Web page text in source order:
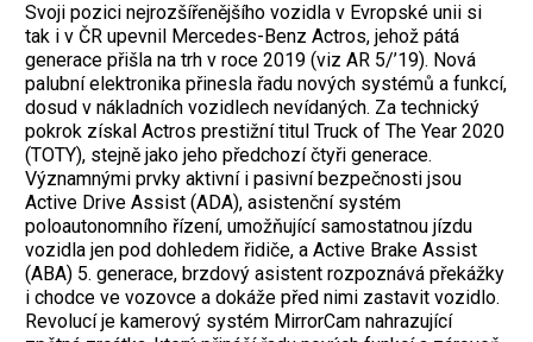
Svoji pozici nejrozšířenějšího vozidla v Evropské unii si
tak i v ČR upevnil Mercedes-Benz Actros, jehož pátá
generace přišla na trh v roce 2019 (viz AR 5/’19). Nová
palubní elektronika přinesla řadu nových systémů a funkcí,
dosud v nákladních vozidlech nevídaných. Za technický
pokrok získal Actros prestižní titul Truck of The Year 2020
(TOTY), stejně jako jeho předchozí čtyři generace.
Významnými prvky aktivní i pasivní bezpečnosti jsou
Active Drive Assist (ADA), asistenční systém
poloautonomního řízení, umožňující samostatnou jízdu
vozidla jen pod dohledem řidiče, a Active Brake Assist
(ABA) 5. generace, brzdový asistent rozpoznává překážky
i chodce ve vozovce a dokáže před nimi zastavit vozidlo.
Revolucí je kamerový systém MirrorCam nahrazující